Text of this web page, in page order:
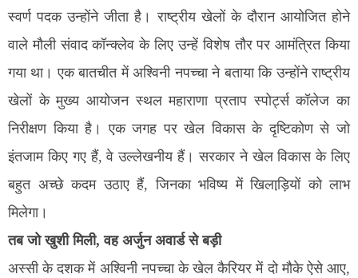
स्वर्ण पदक उन्होंने जीता है। राष्ट्रीय खेलों के दौरान आयोजित होने
वाले मौली संवाद कॉन्क्लेव के लिए उन्हें विशेष तौर पर आमंत्रित किया
गया था। एक बातचीत में अश्विनी नपच्चा ने बताया कि उन्होंने राष्ट्रीय
खेलों के मुख्य आयोजन स्थल महाराणा प्रताप स्पोर्ट्स कॉलेज का
निरीक्षण किया है। एक जगह पर खेल विकास के दृष्टिकोण से जो
इंतजाम किए गए हैं, वे उल्लेखनीय हैं। सरकार ने खेल विकास के लिए
बहुत अच्छे कदम उठाए हैं, जिनका भविष्य में खिलाड़ि़यों को लाभ
मिलेगा।
तब जो खुशी मिली, वह अर्जुन अवार्ड से बड़ी
अस्सी के दशक में अश्विनी नपच्चा के खेल कैरियर में दो मौके ऐसे आए,